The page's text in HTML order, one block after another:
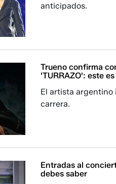
anticipados.
Trueno confirma
'TURRAZO': este
El artista
carrera.
Entradas al
debes saber